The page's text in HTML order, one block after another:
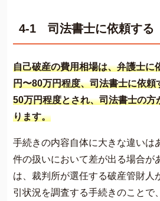
4-1 司法書士に依頼する
自己破産の費用相場は、弁護士に
円〜80万円程度、司法書士に依頼
50万円程度とされ、司法書士の方
ります。
手続きの内容自体に大きな違いは
件の扱いにおいて差が出る場合が
は、裁判所が選任する破産管財人
引状況を調査する手続きのことで